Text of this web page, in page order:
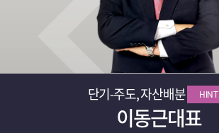
단기-주도, 자산배분 HINT
이동근대표